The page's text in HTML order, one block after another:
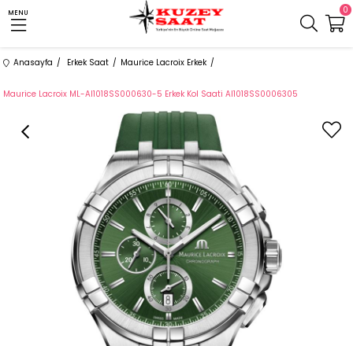
MENU 0
Anasayfa Erkek Saat Maurice Lacroix Erkek
Maurice Lacroix ML-AI1018SS000630-5 Erkek Kol Saati AI1018SS0006305